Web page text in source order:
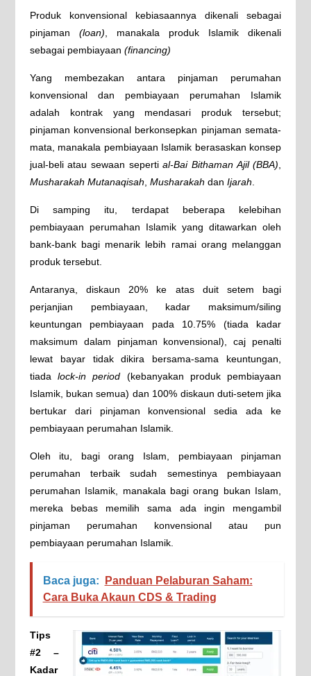
Produk konvensional kebiasaannya dikenali sebagai
pinjaman (loan) , manakala produk Islamik dikenali
sebagai pembiayaan (financing)
Yang membezakan antara pinjaman perumahan
konvensional dan pembiayaan perumahan Islamik
adalah kontrak yang mendasari produk tersebut;
pinjaman konvensional berkonsepkan pinjaman semata-
mata, manakala pembiayaan Islamik berasaskan konsep
jual-beli atau sewaan sepertial-Bai Bithaman Ajil (BBA)
Musharakah Mutanaqisah Musharakah dan Ijarah
Di samping itu, terdapat beberapa kelebihan
pembiayaan perumahan Islamik yang ditawarkan oleh
bank-bank bagi menarik lebih ramai orang melanggan
produk tersebut.
Antaranya, diskaun 20% ke atas duit setem bagi
perjanjian pembiayaan, kadar maksimum/siling
keuntungan pembiayaan pada 10.75% (tiada kadar
maksimum dalam pinjaman konvensional), caj penalti
lewat bayar tidak dikira bersama-sama keuntungan,
tiada lock-in period (kebanyakan produk pembiayaan
Islamik, bukan semua) dan 100% diskaun duti-setem jika
bertukar dari pinjaman konvensional sedia ada ke
pembiayaan perumahan Islamik.
Oleh itu, bagi orang Islam, pembiayaan pinjaman
perumahan terbaik sudah semestinya pembiayaan
perumahan Islamik, manakala bagi orang bukan Islam,
mereka bebas memilih sama ada ingin mengambil
pinjaman perumahan konvensional atau pun
pembiayaan perumahan Islamik.
Baca juga:
Panduan Pelaburan Saham:
Cara Buka Akaun CDS & Trading
Tips
#2 –
Kadar